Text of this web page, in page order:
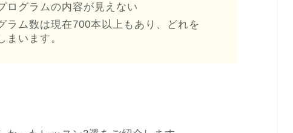
ログラムの内容が見えない
ラム数は現在700本以上もあり、どれを
まいます。